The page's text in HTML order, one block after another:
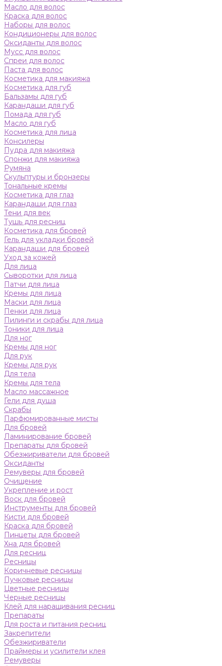
Масло для волос
Краска для волос
Наборы для волос
Кондиционеры для волос
Оксиданты для волос
Мусс для волос
Спреи для волос
Паста для волос
Косметика для макияжа
Косметика для губ
Бальзамы для губ
Карандаши для губ
Помада для губ
Масло для губ
Косметика для лица
Консилеры
Пудра для макияжа
Спонжи для макияжа
Румяна
Скульптуры и бронзеры
Тональные кремы
Косметика для глаз
Карандаши для глаз
Тени для век
Тушь для ресниц
Косметика для бровей
Гель для укладки бровей
Карандаши для бровей
Уход за кожей
Для лица
Сыворотки для лица
Патчи для лица
Кремы для лица
Маски для лица
Пенки для лица
Пилинги и скрабы для лица
Тоники для лица
Для ног
Кремы для ног
Для рук
Кремы для рук
Для тела
Кремы для тела
Масло массажное
Гели для душа
Скрабы
Парфюмированные мисты
Для бровей
Ламинирование бровей
Препараты для бровей
Обезжириватели для бровей
Оксиданты
Ремуверы для бровей
Очищение
Укрепление и рост
Воск для бровей
Инструменты для бровей
Кисти для бровей
Краска для бровей
Пинцеты для бровей
Хна для бровей
Для ресниц
Ресницы
Коричневые ресницы
Пучковые ресницы
Цветные ресницы
Черные ресницы
Клей для наращивания ресниц
Препараты
Для роста и питания ресниц
Закрепители
Обезжириватели
Праймеры и усилители клея
Ремуверы